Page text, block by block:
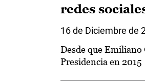
redes
16 de Diciembre de
Desde que Emiliano
Presidencia en 2015